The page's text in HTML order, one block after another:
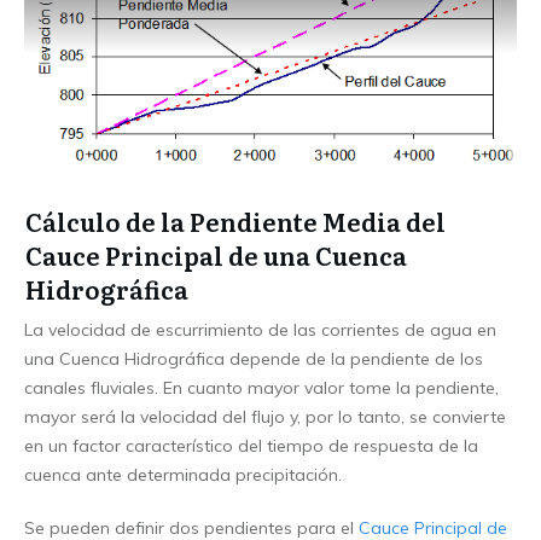
Cálculo de la Pendiente Media del
Cauce Principal de una Cuenca
Hidrográfica
La velocidad de escurrimiento de las corrientes de agua en
una Cuenca Hidrográfica depende de la pendiente de los
canales fluviales. En cuanto mayor valor tome la pendiente,
mayor será la velocidad del flujo y, por lo tanto, se convierte
en un factor característico del tiempo de respuesta de la
cuenca ante determinada precipitación.
Se pueden definir dos pendientes para el Cauce Principal de